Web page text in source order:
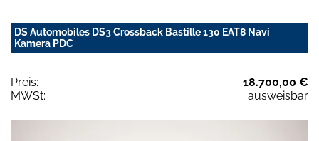
DS Automobiles DS3 Crossback Bastille 130 EAT8 Navi
Kamera PDC
Preis:
18.700,00 €
MWSt:
ausweisbar